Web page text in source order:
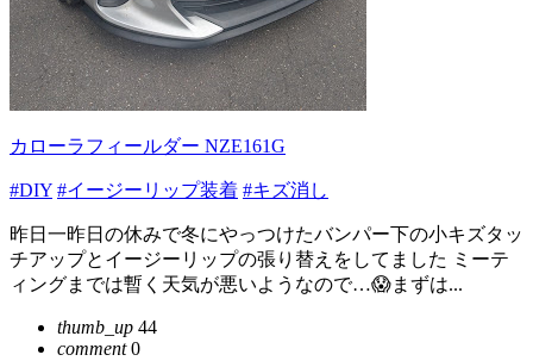
カローラフィールダー NZE161G
#DIY #イージーリップ装着 #キズ消し
昨日一昨日の休みで冬にやっつけたバンパー下の小キズタッ
チアップとイージーリップの張り替えをしてました ミーテ
ィングまでは暫く天気が悪いようなので…😱まずは...
thumb_up 44
comment0